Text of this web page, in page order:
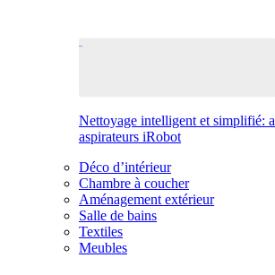
Nettoyage intelligent et simplifié:
aspirateurs iRobot
Déco d’intérieur
Chambre à coucher
Aménagement extérieur
Salle de bains
Textiles
Meubles